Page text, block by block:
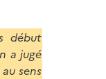
début
a jugé
sens